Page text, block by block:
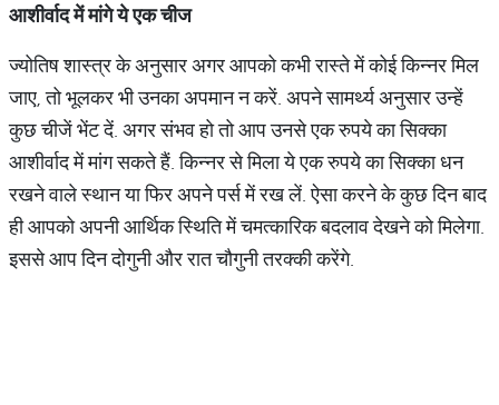
आशीर्वाद में मांगे ये एक चीज
ज्योतिष शास्त्र के अनुसार अगर आपको कभी रास्ते में कोई किन्नर मिल
जाए, तो भूलकर भी उनका अपमान न करें. अपने सामर्थ्य अनुसार उन्हें
कुछ चीजें भेंट दें. अगर संभव हो तो आप उनसे एक रुपये का सिक्का
आशीर्वाद में मांग सकते हैं. किन्नर से मिला ये एक रुपये का सिक्का धन
रखने वाले स्थान या फिर अपने पर्स में रख लें. ऐसा करने के कुछ दिन बाद
ही आपको अपनी आर्थिक स्थिति में चमत्कारिक बदलाव देखने को मिलेगा.
इससे आप दिन दोगुनी और रात चौगुनी तरक्की करेंगे.